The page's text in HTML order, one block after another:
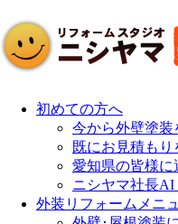
初めての方へ
今から外壁塗
既にお見積も
愛知県の皆様に
ニシヤマ社長AI
外装リフォームメニ